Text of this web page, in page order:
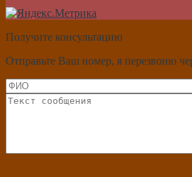
Получите консультацию
Отправьте Ваш номер, я перезвоню